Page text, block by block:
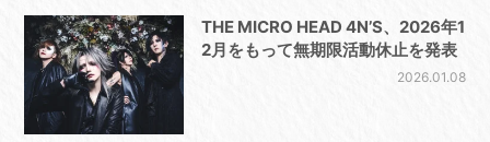
THE MICRO HEAD 4N’S、2026年1
2月をもって無期限活動休止を発表
2026.01.08